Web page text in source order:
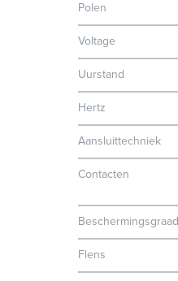
Polen
Voltage
Uurstand
Hertz
Aansluittechniek
Contacten
Beschermingsgraad
Flens